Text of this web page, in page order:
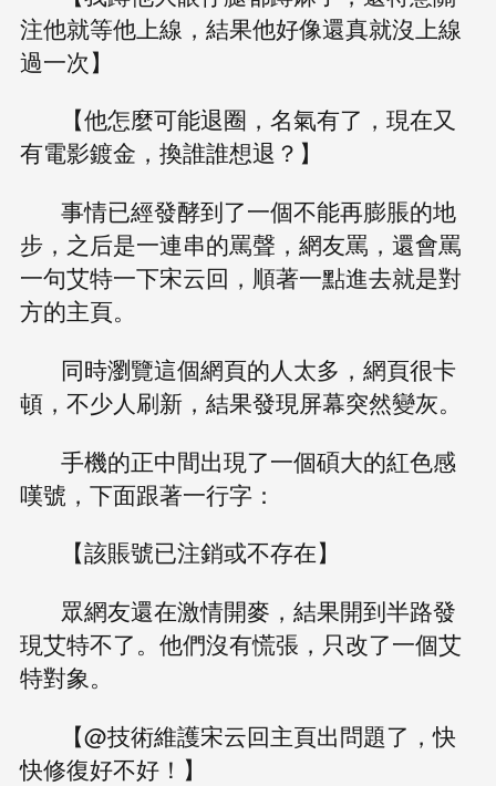
注他就等他上線，結果他好像還真就沒上線
過一次】
【他怎麼可能退圈，名氣有了，現在又
有電影鍍金，換誰誰想退？】
事情已經發酵到了一個不能再膨脹的地
步，之后是一連串的罵聲，網友罵，還會罵
一句艾特一下宋云回，順著一點進去就是對
方的主頁。
同時瀏覽這個網頁的人太多，網頁很卡
頓，不少人刷新，結果發現屏幕突然變灰。
手機的正中間出現了一個碩大的紅色感
嘆號，下面跟著一行字：
【該賬號已注銷或不存在】
眾網友還在激情開麥，結果開到半路發
現艾特不了。他們沒有慌張，只改了一個艾
特對象。
【@技術維護宋云回主頁出問題了，快
快修復好不好！】